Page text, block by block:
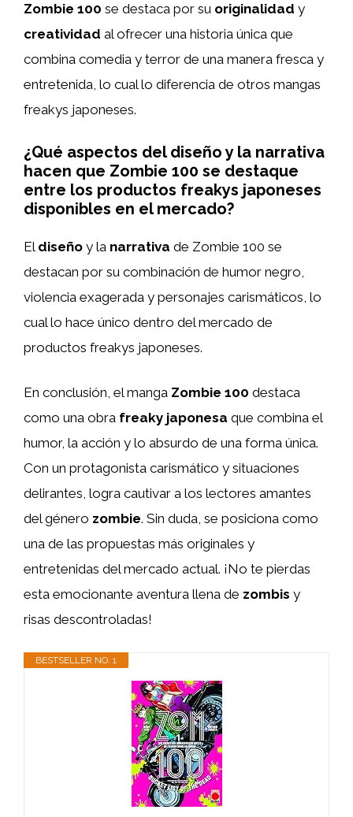
Zombie 100 se destaca por su originalidad y
creatividad al ofrecer una historia única que
combina comedia y terror de una manera fresca y
entretenida, lo cual lo diferencia de otros mangas
freakys japoneses.
¿Qué aspectos del diseño y la narrativa
hacen que Zombie 100 se destaque
entre los productos freakys japoneses
disponibles en el mercado?
El diseño y la narrativa de Zombie 100 se
destacan por su combinación de humor negro,
violencia exagerada y personajes carismáticos, lo
cual lo hace único dentro del mercado de
productos freakys japoneses.
En conclusión, el manga Zombie 100 destaca
como una obra freaky japonesa que combina el
humor, la acción y lo absurdo de una forma única.
Con un protagonista carismático y situaciones
delirantes, logra cautivar a los lectores amantes
del género zombie. Sin duda, se posiciona como
una de las propuestas más originales y
entretenidas del mercado actual. ¡No te pierdas
esta emocionante aventura llena de zombis y
risas descontroladas!
BESTSELLER NO. 1